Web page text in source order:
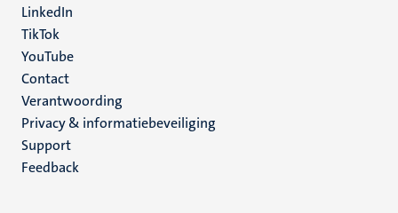
LinkedIn
TikTok
YouTube
Menu
footer
(NL)
Contact
Verantwoording
Privacy & informatiebeveiliging
Support
Feedback